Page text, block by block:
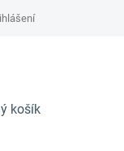
košík